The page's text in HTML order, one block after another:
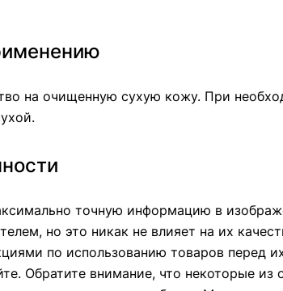
на очищенную сухую кожу. При
точную информацию в
но это никак не влияет на их
по использованию товаров перед
Обратите внимание, что некоторые